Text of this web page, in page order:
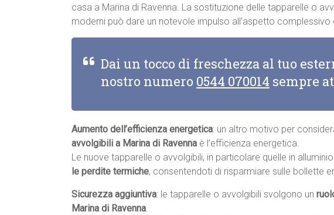
casa a Marina di Ravenna. La sostituzione delle tapparelle o
moderni può dare un notevole impulso all’aspetto complessivo
Dai un tocco di freschezza al tuo
nostro numero 0544 070014 sempre
Aumento dell’efficienza energetica: un altro motivo per
avvolgibili a Marina di Ravenna è l’efficienza energetica.
Le nuove tapparelle o avvolgibili, in particolare quelle in
le perdite termiche, consentendoti di risparmiare sulle bollette
Sicurezza aggiuntiva: le tapparelle o avvolgibili svolgono un
Marina di Ravenna.